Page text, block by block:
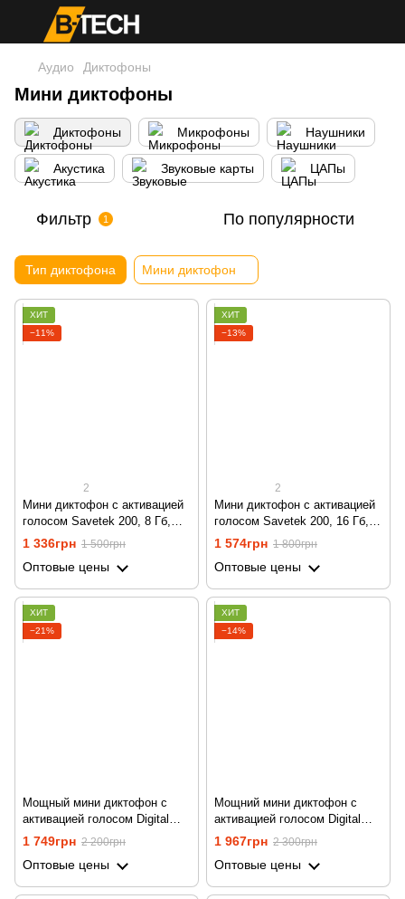
Аудио Диктофоны
Мини диктофоны
Диктофоны Микрофоны Наушники
Акустика Звуковые карты ЦАПы
Фильтр 1 По популярности
Тип диктофона Мини диктофон
ХИТ
−11%
2
Мини диктофон с активацией
голосом Savetek 200, 8 Гб,
VOX, 12 часов записи
1 336грн 1 500грн
Оптовые цены
ХИТ
−13%
2
Мини диктофон с активацией
голосом Savetek 200, 16 Гб,
VOX, 12 часов записи
1 574грн 1 800грн
Оптовые цены
ХИТ
−21%
Мощный мини диктофон с
активацией голосом Digital
Lion RP03, с повербанком,
8gb, до 500 часов работы
1 749грн 2 200грн
Оптовые цены
ХИТ
−14%
Мощний мини диктофон с
активацией голосом Digital
Lion RP03, с повербанком,
16gb, до 500 часов работы
1 967грн 2 300грн
Оптовые цены